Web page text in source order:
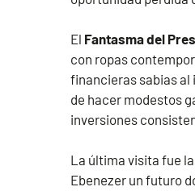
El Fantasma del
con ropas
financieras sabias
de hacer modestos
inversiones
La última visita fue
Ebenezer un futuro